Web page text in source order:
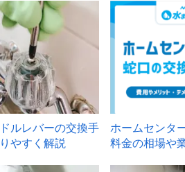
ルレバーの交換手
やすく解説
ホームセンタ
料金の相場や